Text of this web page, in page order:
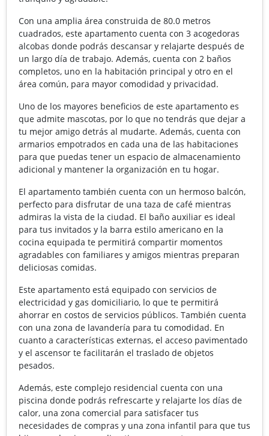
Con una amplia área construida de 80.0 metros
cuadrados, este apartamento cuenta con 3 acogedoras
alcobas donde podrás descansar y relajarte después de
un largo día de trabajo. Además, cuenta con 2 baños
completos, uno en la habitación principal y otro en el
área común, para mayor comodidad y privacidad.
Uno de los mayores beneficios de este apartamento es
que admite mascotas, por lo que no tendrás que dejar a
tu mejor amigo detrás al mudarte. Además, cuenta con
armarios empotrados en cada una de las habitaciones
para que puedas tener un espacio de almacenamiento
adicional y mantener la organización en tu hogar.
El apartamento también cuenta con un hermoso balcón,
perfecto para disfrutar de una taza de café mientras
admiras la vista de la ciudad. El baño auxiliar es ideal
para tus invitados y la barra estilo americano en la
cocina equipada te permitirá compartir momentos
agradables con familiares y amigos mientras preparan
deliciosas comidas.
Este apartamento está equipado con servicios de
electricidad y gas domiciliario, lo que te permitirá
ahorrar en costos de servicios públicos. También cuenta
con una zona de lavandería para tu comodidad. En
cuanto a características externas, el acceso pavimentado
y el ascensor te facilitarán el traslado de objetos
pesados.
Además, este complejo residencial cuenta con una
piscina donde podrás refrescarte y relajarte los días de
calor, una zona comercial para satisfacer tus
necesidades de compras y una zona infantil para que tus